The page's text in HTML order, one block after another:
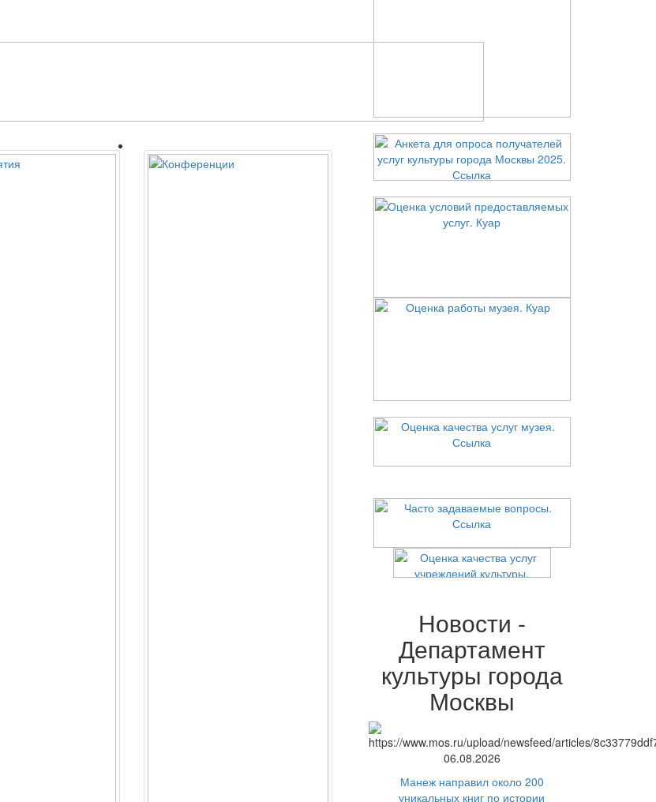
Новости -
Департамент
культуры города
Москвы
06.08.2026
Манеж направил около 200
уникальных книг по истории